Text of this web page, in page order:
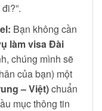
Bạn không cần
làm visa Đài
chúng mình sẽ
của bạn) một
– Việt)chuẩn
mục thông tin